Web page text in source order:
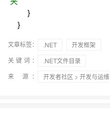
}
}
文章标签： .NET
开发框架
关键词：
.NET文件目录
来 源：
开发者社区 > 开发与运维